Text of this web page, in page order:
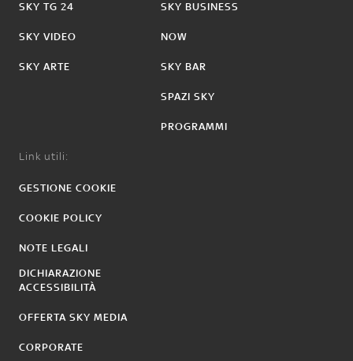
SKY TG 24
SKY VIDEO
SKY ARTE
SKY BUSINESS
NOW
SKY BAR
SPAZI SKY
PROGRAMMI
Link utili:
GESTIONE COOKIE
COOKIE POLICY
NOTE LEGALI
DICHIARAZIONE
ACCESSIBILITÀ
OFFERTA SKY MEDIA
CORPORATE